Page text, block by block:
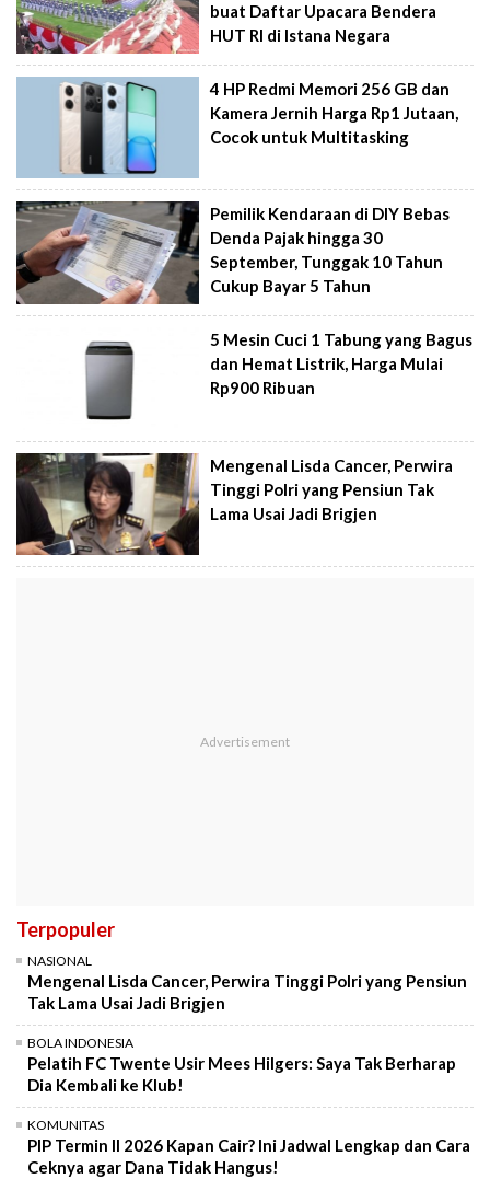
buat Daftar Upacara Bendera
HUT RI di Istana Negara
4 HP Redmi Memori 256 GB dan
Kamera Jernih Harga Rp1 Jutaan,
Cocok untuk Multitasking
Pemilik Kendaraan di DIY Bebas
Denda Pajak hingga 30
September, Tunggak 10 Tahun
Cukup Bayar 5 Tahun
5 Mesin Cuci 1 Tabung yang Bagus
dan Hemat Listrik, Harga Mulai
Rp900 Ribuan
Mengenal Lisda Cancer, Perwira
Tinggi Polri yang Pensiun Tak
Lama Usai Jadi Brigjen
Terpopuler
NASIONAL
Mengenal Lisda Cancer, Perwira Tinggi Polri yang Pensiun
Tak Lama Usai Jadi Brigjen
BOLA INDONESIA
Pelatih FC Twente Usir Mees Hilgers: Saya Tak Berharap
Dia Kembali ke Klub!
KOMUNITAS
PIP Termin II 2026 Kapan Cair? Ini Jadwal Lengkap dan Cara
Ceknya agar Dana Tidak Hangus!